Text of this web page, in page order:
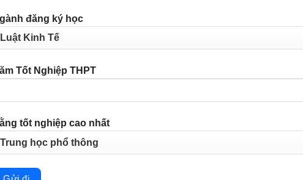
đăng ký học
Tốt Nghiệp THPT
tốt nghiệp cao nhất
giá cao những đóng góp bền bỉ, thiết thực của Hội Cựu
qua các hoạt động: giáo dục truyền thống cách mạng,
liệt sĩ, chăm lo đời sống hội viên…
tấm gương sống, là nhân chứng lịch sử quý báu,
cách mạng đến thế hệ trẻ hôm nay.
gửi lời chúc sức khỏe, hạnh phúc tới toàn thể các cựu
tục phát huy phẩm chất Bộ đội Cụ Hồ, là tấm gương